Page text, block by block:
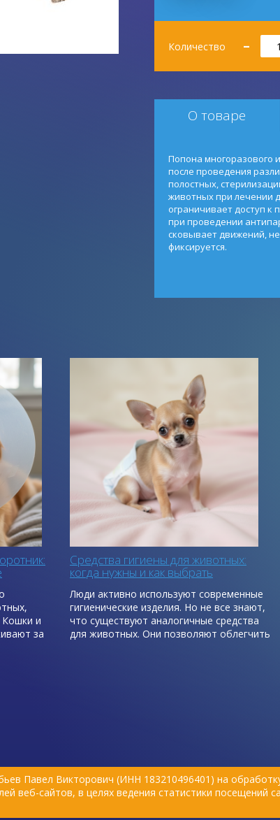
Павел Викторович (ИНН 183210496401) на
веб-сайтов, в целях ведения статистики посещений
Количество –
О товаре
Попона многоразового
после проведения
полостных,
животных при лечении
ограничивает доступ
при проведении
сковывает движений,
фиксируется.
Кошки и
за
Средства гигиены для животных:
когда нужны и как выбрать
Люди активно используют современные
гигиенические изделия. Но не все знают,
что существуют аналогичные средства
для животных. Они позволяют облегчить